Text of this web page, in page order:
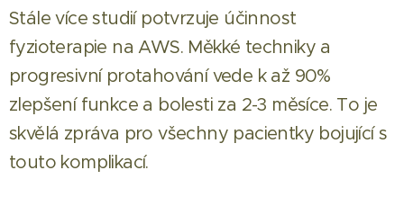
Stále více studií potvrzuje účinnost
fyzioterapie na AWS. Měkké techniky a
progresivní protahování vede k až 90%
zlepšení funkce a bolesti za 2-3 měsíce. To je
skvělá zpráva pro všechny pacientky bojující s
touto komplikací.